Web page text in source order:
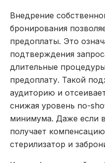
Внедрение
бронирования
предоплаты. Это
подтверждения
длительные
предоплату. Такой
аудиторию и
снижая уровень no-
минимума. Даже если
получает
стерилизатор и